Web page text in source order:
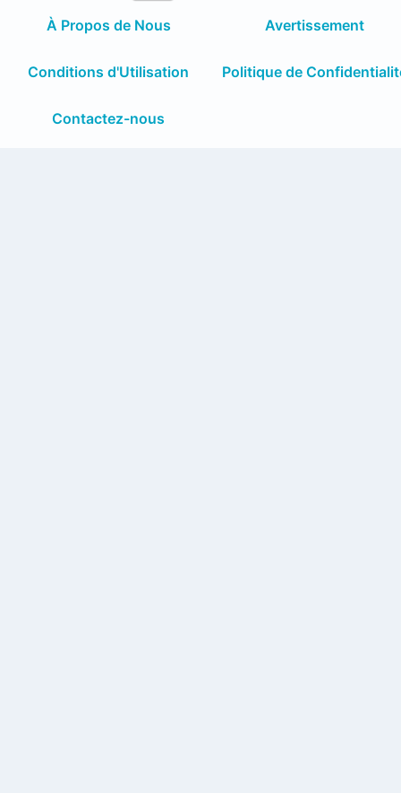
À Propos de Nous Avertissement
Conditions d'Utilisation Politique de
Contactez-nous